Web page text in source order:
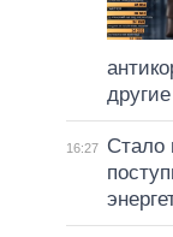
16:27
Стало